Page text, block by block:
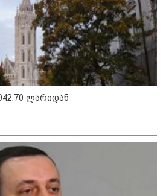
გიგა ავალიანის საქმეზე ნია
იმნაძეს და ანასტასია
ბერუაშვილს ბრალდება
წარუდგინეს
15:54 / 06-08-2026
"ბრალი არის აბურდული -
სამწუხაროა, რომ სრულიად
საქმეზე დაკავებული ანასტასია
ბერუაშვილის ადვოკატი
სიახლე
ლარიდან